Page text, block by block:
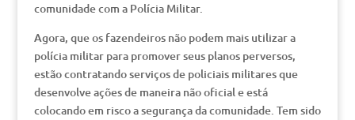
comunidade com a Polícia Militar.
Agora, que os fazendeiros não podem mais utilizar a
polícia militar para promover seus planos perversos,
estão contratando serviços de policiais militares que
desenvolve ações de maneira não oficial e está
colocando em risco a segurança da comunidade. Tem sido